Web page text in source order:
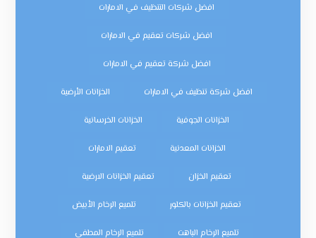
افضل شركات التنظيف في الامارات
افضل شركات تعقيم في الامارات
افضل شركة تعقيم في الامارات
افضل شركة تنظيف في الامارات الخزانات الأرضية
الخزانات الجوفية الخزانات الخرسانية
الخزانات المعدنية تعقيم الامارات
تعقيم الخزان تعقيم الخزانات الارضية
تعقيم الخزانات بالكلور تلميع الرخام الأبيض
تلميع الرخام الباهت تلميع الرخام المطفي